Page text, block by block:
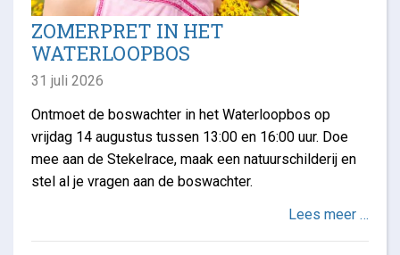
ZOMERPRET IN HET
WATERLOOPBOS
31 juli 2026
Ontmoet de boswachter in het Waterloopbos op
vrijdag 14 augustus tussen 13:00 en 16:00 uur. Doe
mee aan de Stekelrace, maak een natuurschilderij en
stel al je vragen aan de boswachter.
Lees meer …